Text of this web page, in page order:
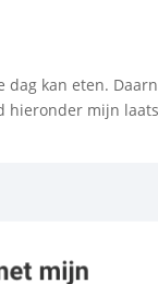
dag kan eten.
hieronder mijn